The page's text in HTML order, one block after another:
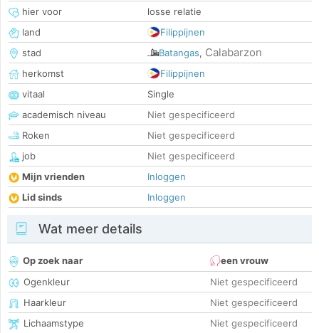
hier voor
losse relatie
land
Filippijnen
stad
Batangas, Calabarzon
herkomst
Filippijnen
vitaal
Single
academisch niveau
Niet gespecificeerd
Roken
Niet gespecificeerd
job
Niet gespecificeerd
Mijn vrienden
Inloggen
Lid sinds
Inloggen
Wat meer details
Op zoek naar
een vrouw
Ogenkleur
Niet gespecificeerd
Haarkleur
Niet gespecificeerd
Lichaamstype
Niet gespecificeerd